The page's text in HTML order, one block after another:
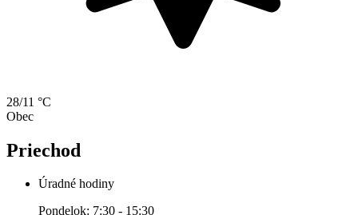
28/11 °C
Obec
Priechod
Úradné hodiny
Pondelok: 7:30 - 15:30